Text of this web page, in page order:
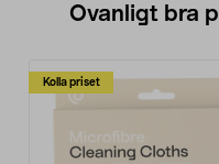
Ovanligt bra
Kolla priset